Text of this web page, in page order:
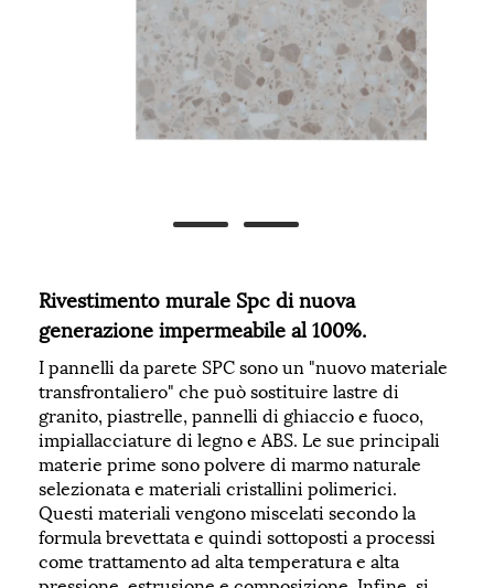
Rivestimento murale Spc di nuova
generazione impermeabile al 100%.
I pannelli da parete SPC sono un "nuovo materiale
transfrontaliero" che può sostituire lastre di
granito, piastrelle, pannelli di ghiaccio e fuoco,
impiallacciature di legno e ABS. Le sue principali
materie prime sono polvere di marmo naturale
selezionata e materiali cristallini polimerici.
Questi materiali vengono miscelati secondo la
formula brevettata e quindi sottoposti a processi
come trattamento ad alta temperatura e alta